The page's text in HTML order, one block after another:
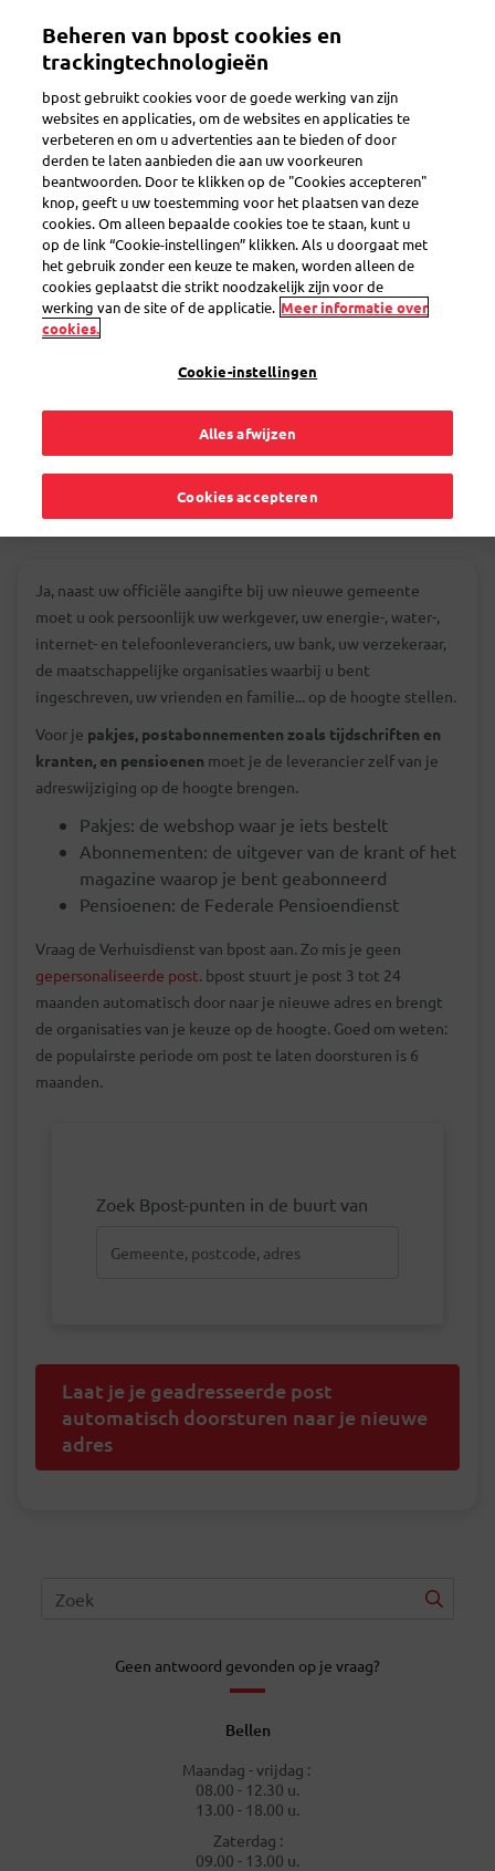
inhoud
Toggle navigation
Bij verhuis
Ik verhuis. Moet ik
mijn adreswijziging
doorgeven aan al
mijn contacten en
leveranciers?
Ja, naast uw officiële aangifte bij uw nieuwe gemeente
moet u ook persoonlijk uw werkgever, uw energie-, water-,
internet- en telefoonleveranciers, uw bank, uw verzekeraar,
de maatschappelijke organisaties waarbij u bent
ingeschreven, uw vrienden en familie... op de hoogte stellen.
Voor je pakjes, postabonnementen zoals tijdschriften en
kranten, en pensioenen moet je de leverancier zelf van je
adreswijziging op de hoogte brengen.
Pakjes: de webshop waar je iets bestelt
Abonnementen: de uitgever van de krant of het
magazine waarop je bent geabonneerd
Pensioenen: de Federale Pensioendienst
Vraag de Verhuisdienst van bpost aan. Zo mis je geen
gepersonaliseerde post. bpost stuurt je post 3 tot 24
maanden automatisch door naar je nieuwe adres en brengt
de organisaties van je keuze op de hoogte. Goed om weten:
de populairste periode om post te laten doorsturen is 6
maanden.
Zoek Bpost-punten in de buurt van
Laat je je geadresseerde post
automatisch doorsturen naar je nieuwe
adres
Geen antwoord gevonden op je vraag?
Bellen
Maandag - vrijdag :
08.00 - 12.30 u.
13.00 - 18.00 u.
Zaterdag :
09.00 - 13.00 u.
Beheren van bpost cookies en
trackingtechnologieën
bpost gebruikt cookies voor de goede werking van zijn
websites en applicaties, om de websites en applicaties te
verbeteren en om u advertenties aan te bieden of door
derden te laten aanbieden die aan uw voorkeuren
beantwoorden. Door te klikken op de "Cookies accepteren"
knop, geeft u uw toestemming voor het plaatsen van deze
cookies. Om alleen bepaalde cookies toe te staan, kunt u
op de link “Cookie-instellingen” klikken. Als u doorgaat met
het gebruik zonder een keuze te maken, worden alleen de
cookies geplaatst die strikt noodzakelijk zijn voor de
werking van de site of de applicatie. Meer informatie over
cookies.
Cookie-instellingen
Alles afwijzen
Cookies accepteren